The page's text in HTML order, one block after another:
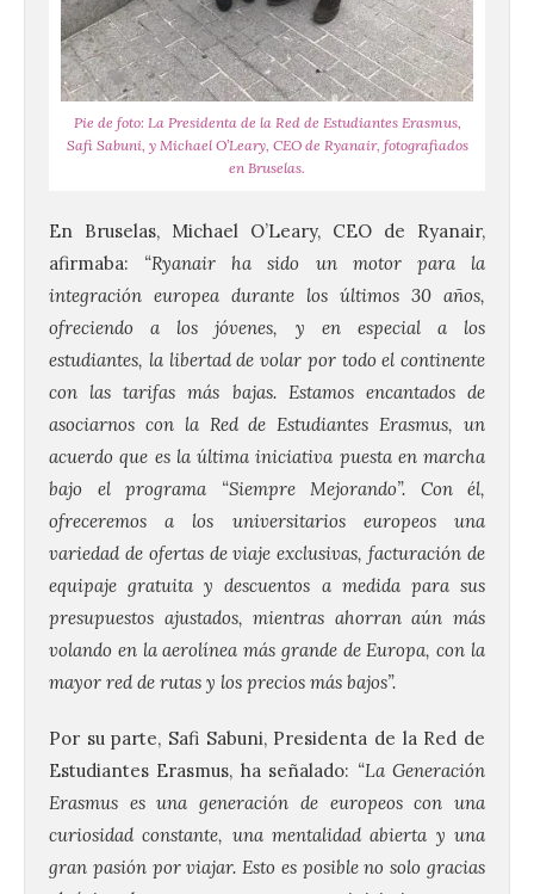
Pie de foto: La Presidenta de la Red de Estudiantes Erasmus,
Safi Sabuni, y Michael O’Leary, CEO de Ryanair, fotografiados
en Bruselas.
En Bruselas, Michael O’Leary, CEO de Ryanair,
afirmaba: “Ryanair ha sido un motor para la
integración europea durante los últimos 30 años,
ofreciendo a los jóvenes, y en especial a los
estudiantes, la libertad de volar por todo el continente
con las tarifas más bajas. Estamos encantados de
asociarnos con la Red de Estudiantes Erasmus, un
acuerdo que es la última iniciativa puesta en marcha
bajo el programa “Siempre Mejorando”. Con él,
ofreceremos a los universitarios europeos una
variedad de ofertas de viaje exclusivas, facturación de
equipaje gratuita y descuentos a medida para sus
presupuestos ajustados, mientras ahorran aún más
volando en la aerolínea más grande de Europa, con la
mayor red de rutas y los precios más bajos”.
Por su parte, Safi Sabuni, Presidenta de la Red de
Estudiantes Erasmus, ha señalado: “La Generación
Erasmus es una generación de europeos con una
curiosidad constante, una mentalidad abierta y una
gran pasión por viajar. Esto es posible no solo gracias
Historia y la
Peregrinación”, en
Benavides de Órbigo.
7 Ago 2026